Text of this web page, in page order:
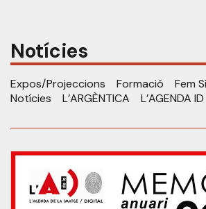
Notícies
Expos/Projeccions Formació
Fem
Notícies
L’ARGÈNTICA L’AGENDA ID